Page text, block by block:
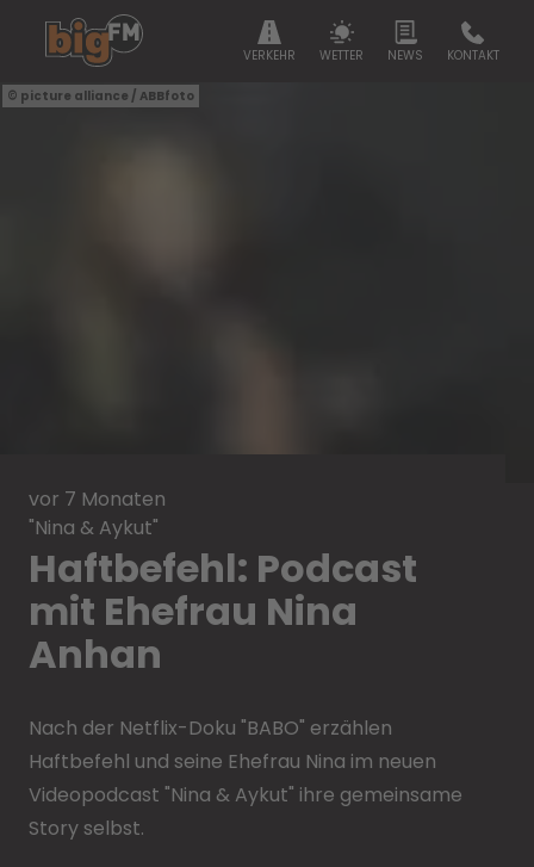
VERKEHR WETTER NEWS KONTAKT
picture alliance / ABBfoto
vor 7 Monaten
"Nina & Aykut"
Haftbefehl: Podcast
mit Ehefrau Nina
Anhan
Nach der Netflix-Doku "BABO" erzählen
Haftbefehl und seine Ehefrau Nina im neuen
Videopodcast "Nina & Aykut" ihre gemeinsame
Story selbst.